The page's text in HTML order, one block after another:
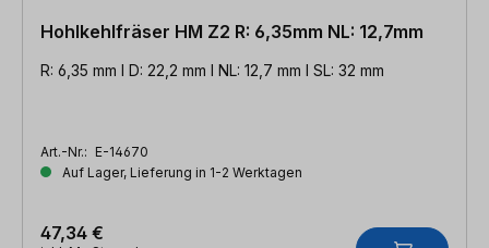
Hohlkehlfräser HM Z2 R: 6,35mm NL: 12,7mm
R: 6,35 mm l D: 22,2 mm l NL: 12,7 mm l SL: 32 mm
Art.-Nr.: E-14670
Auf Lager, Lieferung in 1-2 Werktagen
47,34 €